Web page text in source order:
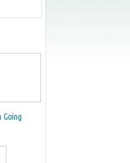
Going